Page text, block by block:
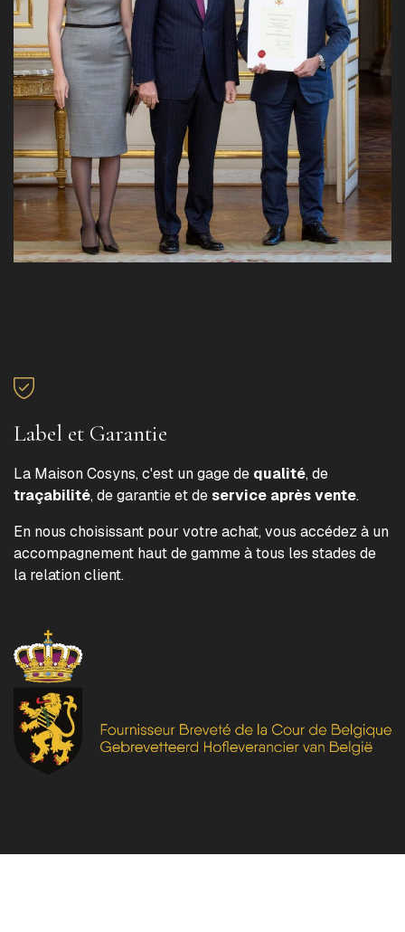
Label et Garantie
La Maison Cosyns, c'est un gage de qualité, de
traçabilité, de garantie et deservice après vente.
En nous choisissant pour votre achat, vous accédez à un
accompagnement haut de gamme à tous les stades de
la relation client.